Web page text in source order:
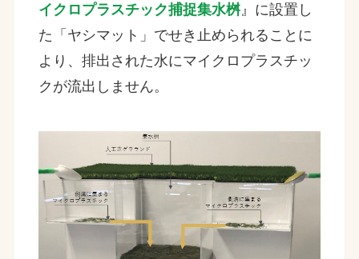
イクロプラスチック捕捉集水桝』に設置し
た「ヤシマット」でせき止められることに
より、排出された水にマイクロプラスチッ
クが流出しません。